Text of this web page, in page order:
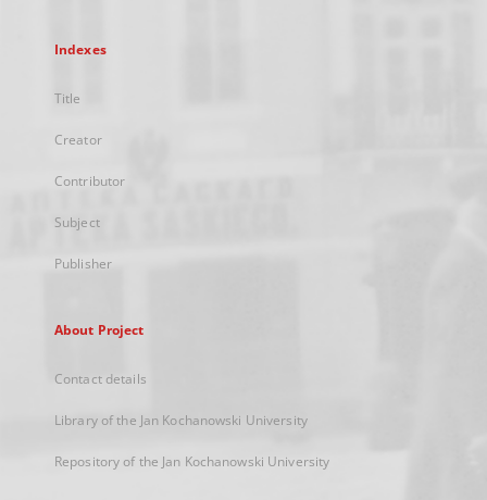
Indexes
Title
Creator
Contributor
Subject
Publisher
About Project
Contact details
Library of the Jan Kochanowski University
Repository of the Jan Kochanowski University